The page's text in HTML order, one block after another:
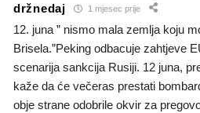
držnedaj 1 mjesec prije
12. juna ” nismo mala zemlja koju
Brisela.”Peking odbacuje zahtjeve
scenarija sankcija Rusiji. 12 juna,
kaže da će večeras prestati
obje strane odobrile okvir za